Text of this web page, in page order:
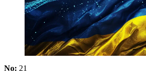
No: 21